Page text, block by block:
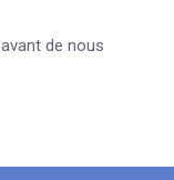
avant de nous